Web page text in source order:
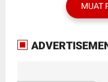
MUAT